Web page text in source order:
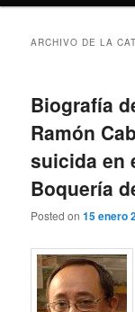
ARCHIVO DE LA
Biografía
Ramón
suicida en
Boquería
Posted on15 enero